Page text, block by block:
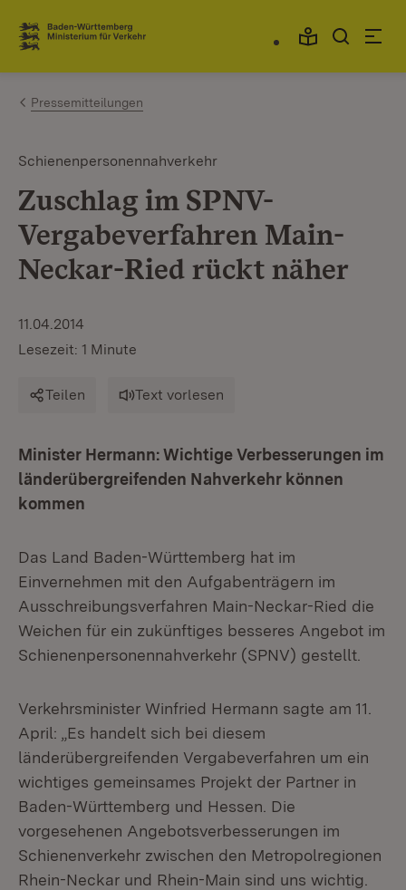
Zum Inhalt springen
Link zur Startseite
Pressemitteilungen
Schienenpersonennahverkehr
Zuschlag im SPNV-
Vergabeverfahren Main-
Neckar-Ried rückt näher
11.04.2014
Lesezeit: 1 Minute
Teilen Text vorlesen
Minister Hermann: Wichtige Verbesserungen im
länderübergreifenden Nahverkehr können
kommen
Das Land Baden-Württemberg hat im
Einvernehmen mit den Aufgabenträgern im
Ausschreibungsverfahren Main-Neckar-Ried die
Weichen für ein zukünftiges besseres Angebot im
Schienenpersonennahverkehr (SPNV) gestellt.
Verkehrsminister Winfried Hermann sagte am 11.
April: „Es handelt sich bei diesem
länderübergreifenden Vergabeverfahren um ein
wichtiges gemeinsames Projekt der Partner in
Baden-Württemberg und Hessen. Die
vorgesehenen Angebotsverbesserungen im
Schienenverkehr zwischen den Metropolregionen
Rhein-Neckar und Rhein-Main sind uns wichtig.